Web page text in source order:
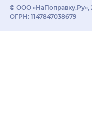
© ООО «НаПоправку.Ру»,
ОГРН: 1147847038679